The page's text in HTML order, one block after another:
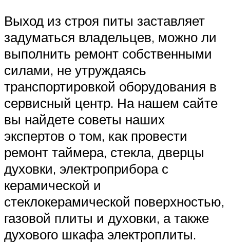
Выход из строя питы заставляет
задуматься владельцев, можно ли
выполнить ремонт собственными
силами, не утруждаясь
транспортировкой оборудования в
сервисный центр. На нашем сайте
вы найдете советы наших
экспертов о том, как провести
ремонт таймера, стекла, дверцы
духовки, электроприбора с
керамической и
стеклокерамической поверхностью,
газовой плиты и духовки, а также
духового шкафа электроплиты.